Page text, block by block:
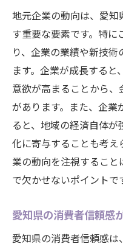
地元企業の動向は、愛
す重要な要素です。特に
り、企業の業績や新技
ます。企業が成長する
意欲が高まることから
があります。また、企業
ると、地域の経済自体
化に寄与することも考え
業の動向を注視するこ
で欠かせないポイントで
愛知県の消費者信頼感
愛知県の消費者信頼感